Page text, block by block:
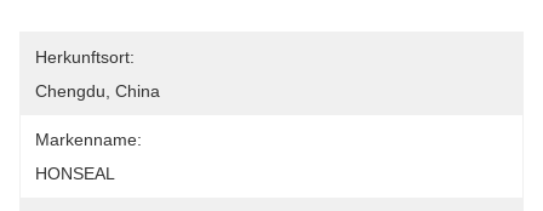
Herkunftsort:
Chengdu, China
Markenname:
HONSEAL